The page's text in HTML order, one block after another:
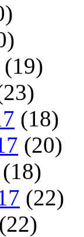
(19)
(18)
(20)
(18)
(22)
(22)